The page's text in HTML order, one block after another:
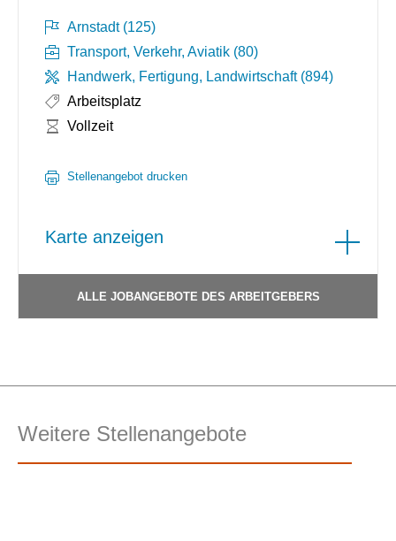
Arnstadt (125)
Transport, Verkehr, Aviatik (80)
Handwerk, Fertigung, Landwirtschaft (894)
Arbeitsplatz
Arbeitszeit:
Vollzeit
Stellenangebot drucken
Karte anzeigen
ALLE JOBANGEBOTE DES ARBEITGEBERS
Weitere Stellenangebote